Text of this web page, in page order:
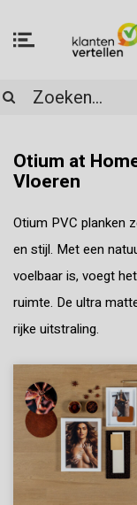
Otium at
Vloeren
Otium PVC planken
en stijl. Met een
voelbaar is, voegt
ruimte. De ultra
rijke uitstraling.